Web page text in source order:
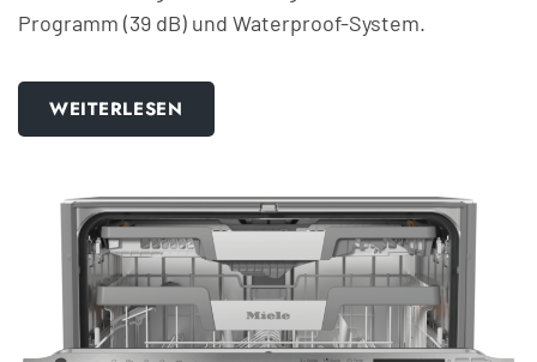
Programm (39 dB) und Waterproof-System.
WEITERLESEN